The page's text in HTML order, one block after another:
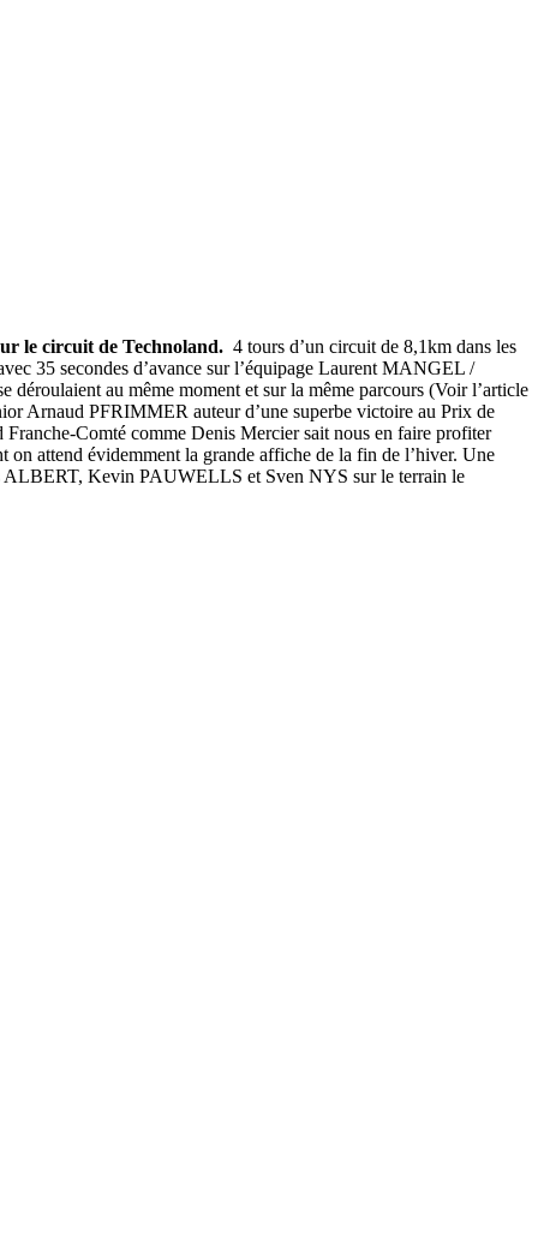
le circuit de Technoland. 4 tours d’un circuit de 8,1km dans les
35 secondes d’avance sur l’équipage Laurent MANGEL /
au même moment et sur la même parcours (Voir l’article
Arnaud PFRIMMER auteur d’une superbe victoire au Prix de
Franche-Comté comme Denis Mercier sait nous en faire profiter
on attend évidemment la grande affiche de la fin de l’hiver. Une
ALBERT, Kevin PAUWELLS et Sven NYS sur le terrain le